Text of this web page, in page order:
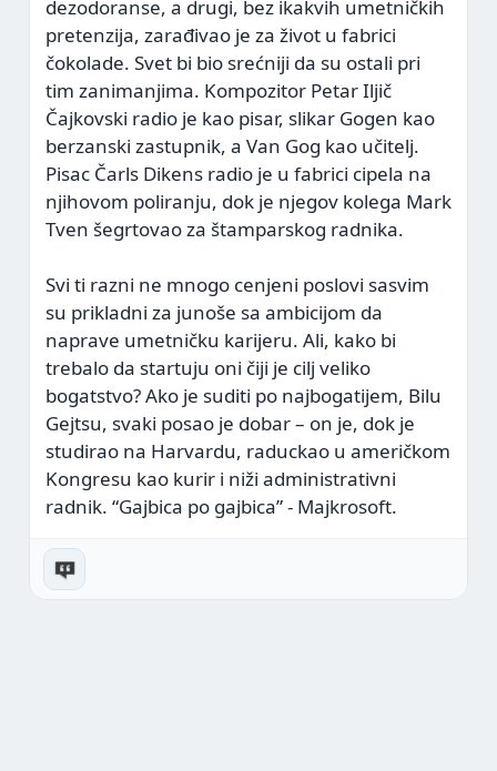
dezodoranse, a drugi, bez ikakvih umetničkih
pretenzija, zarađivao je za život u fabrici
čokolade. Svet bi bio srećniji da su ostali pri
tim zanimanjima. Kompozitor Petar Iljič
Čajkovski radio je kao pisar, slikar Gogen kao
berzanski zastupnik, a Van Gog kao učitelj.
Pisac Čarls Dikens radio je u fabrici cipela na
njihovom poliranju, dok je njegov kolega Mark
Tven šegrtovao za štamparskog radnika.
Svi ti razni ne mnogo cenjeni poslovi sasvim
su prikladni za junoše sa ambicijom da
naprave umetničku karijeru. Ali, kako bi
trebalo da startuju oni čiji je cilj veliko
bogatstvo? Ako je suditi po najbogatijem, Bilu
Gejtsu, svaki posao je dobar – on je, dok je
studirao na Harvardu, raduckao u američkom
Kongresu kao kurir i niži administrativni
radnik. “Gajbica po gajbica” - Majkrosoft.